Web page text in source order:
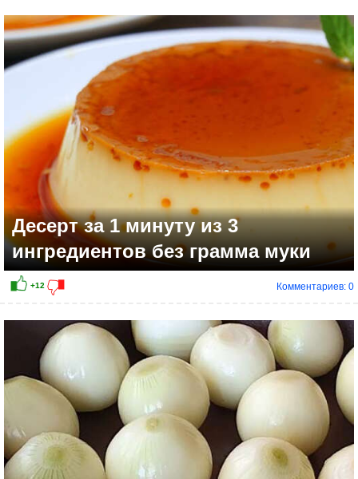
+17
Десерт за 1 минуту из 3
ингредиентов без грамма муки
Комментариев: 0